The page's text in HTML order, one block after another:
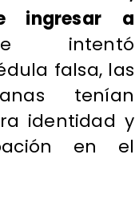
ingresar a
intentó
falsa, las
tenían
identidad y
en el